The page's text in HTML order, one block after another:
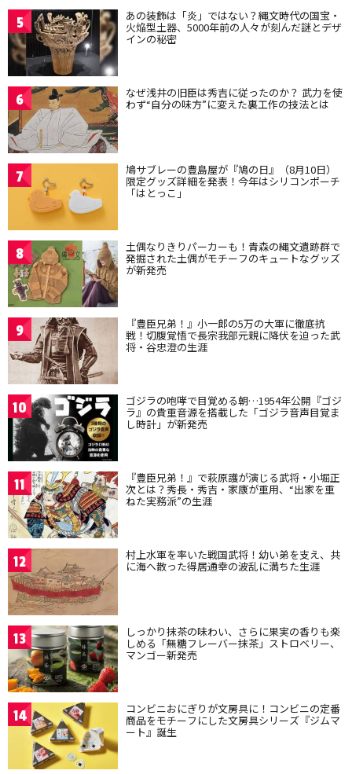
5 あの装飾は「炎」ではない？縄文時代の国宝・
火焔型土器、5000年前の人々が刻んだ謎とデザ
インの秘密
6 なぜ浅井の旧臣は秀吉に従ったのか？ 武力を使
わず“自分の味方”に変えた裏工作の技法とは
7 鳩サブレーの豊島屋が『鳩の日』（8月10日）
限定グッズ詳細を発表！今年はシリコンポーチ
「はとっこ」
8 土偶なりきりパーカーも！青森の縄文遺跡群で
発掘された土偶がモチーフのキュートなグッズ
が新発売
9 『豊臣兄弟！』小一郎の5万の大軍に徹底抗
戦！切腹覚悟で長宗我部元親に降伏を迫った武
将・谷忠澄の生涯
10 ゴジラの咆哮で目覚める朝…1954年公開『ゴジ
ラ』の貴重音源を搭載した「ゴジラ音声目覚ま
し時計」が新発売
11 『豊臣兄弟！』で萩原護が演じる武将・小堀正
次とは？秀長・秀吉・家康が重用、“出家を重
ねた実務派”の生涯
12 村上水軍を率いた戦国武将！幼い弟を支え、共
に海へ散った得居通幸の波乱に満ちた生涯
13 しっかり抹茶の味わい、さらに果実の香りも楽
しめる「無糖フレーバー抹茶」ストロベリー、
マンゴー新発売
14 コンビニおにぎりが文房具に！コンビニの定番
商品をモチーフにした文房具シリーズ『ジムマ
ート』誕生